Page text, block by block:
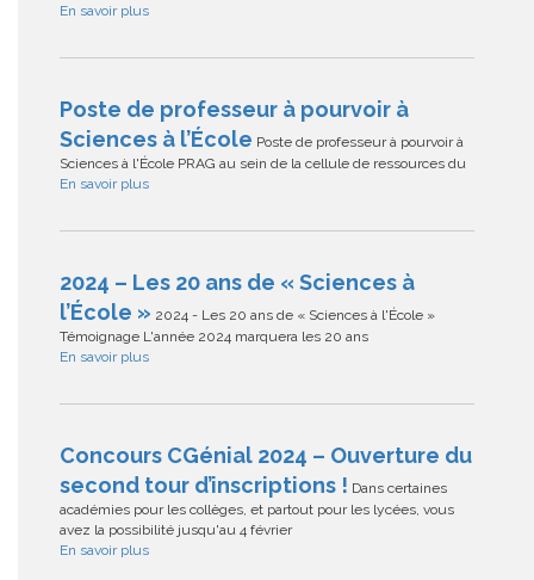
En savoir plus
Poste de professeur à pourvoir à
Sciences à l’École Poste de professeur à pourvoir à
Sciences à l'École PRAG au sein de la cellule de ressources du
En savoir plus
2024 – Les 20 ans de « Sciences à
l’École » 2024 - Les 20 ans de « Sciences à l'École »
Témoignage L'année 2024 marquera les 20 ans
En savoir plus
Concours CGénial 2024 – Ouverture du
second tour d’inscriptions ! Dans certaines
académies pour les collèges, et partout pour les lycées, vous
avez la possibilité jusqu'au 4 février
En savoir plus